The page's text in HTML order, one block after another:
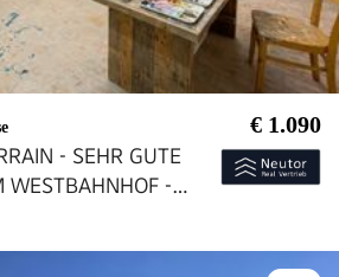
€ 1.090
- SEHR GUTE
WESTBAHNHOF -
- VIEL POTENZIAL